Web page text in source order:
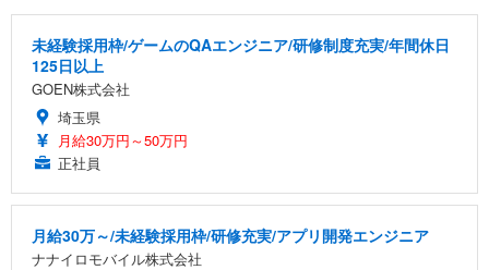
未経験採用枠/ゲームのQAエンジニア/研修制度充実/年間休日
125日以上
GOEN株式会社
埼玉県
月給30万円～50万円
正社員
月給30万～/未経験採用枠/研修充実/アプリ開発エンジニア
ナナイロモバイル株式会社